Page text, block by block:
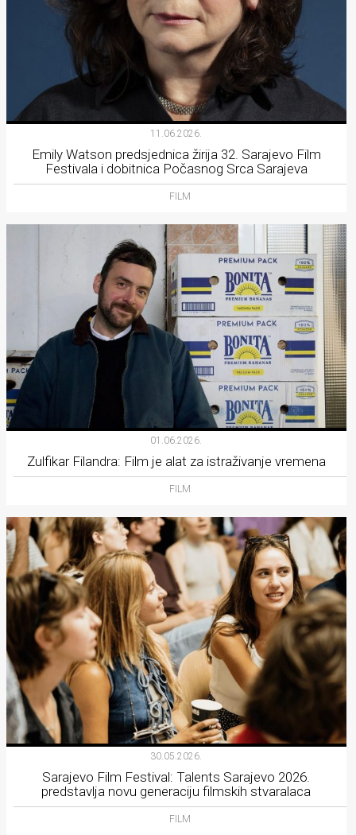
11.06.2026.
Emily Watson predsjednica žirija 32. Sarajevo Film
Festivala i dobitnica Počasnog Srca Sarajeva
FILM
01.06.2026.
Zulfikar Filandra: Film je alat za istraživanje vremena
FILM
30.05.2026.
Sarajevo Film Festival: Talents Sarajevo 2026.
predstavlja novu generaciju filmskih stvaralaca
FILM